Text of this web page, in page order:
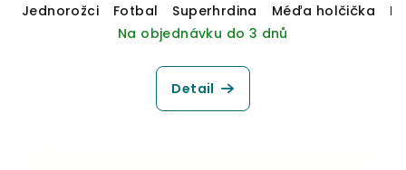
Jednorožci Fotbal Superhrdina Méďa holčička
Na objednávku do 3 dnů
Detail